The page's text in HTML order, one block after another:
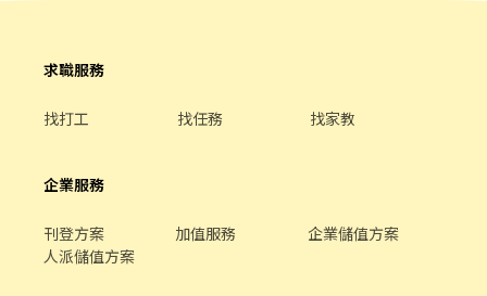
求職服務
找打工 找任務 找家教
企業服務
刊登方案 加值服務
企業儲值方案
人派儲值方案